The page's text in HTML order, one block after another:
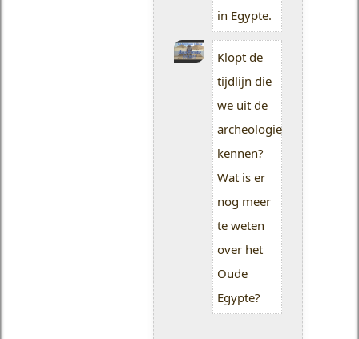
in Egypte.
Klopt de
tijdlijn die
we uit de
archeologie
kennen?
Wat is er
nog meer
te weten
over het
Oude
Egypte?